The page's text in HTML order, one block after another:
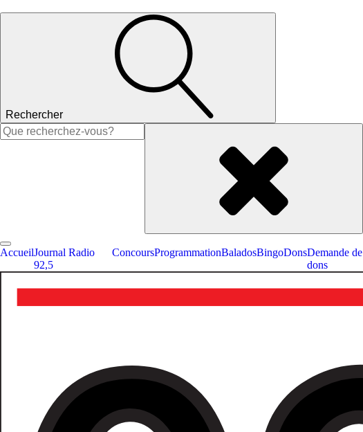
Rechercher
Rechercher :
AccueilJournal Radio
92,5
ConcoursProgrammationBaladosBingoDonsDemande de
dons